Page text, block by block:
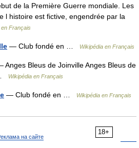
de la Première Guerre mondiale. Les
l histoire est fictive, engendrée par la
en Français
— Club fondé en … Wikipédia en Français
Anges Bleus de Joinville Anges Bleus de
Wikipédia en Français
— Club fondé en … Wikipédia en Français
18+
на сайте